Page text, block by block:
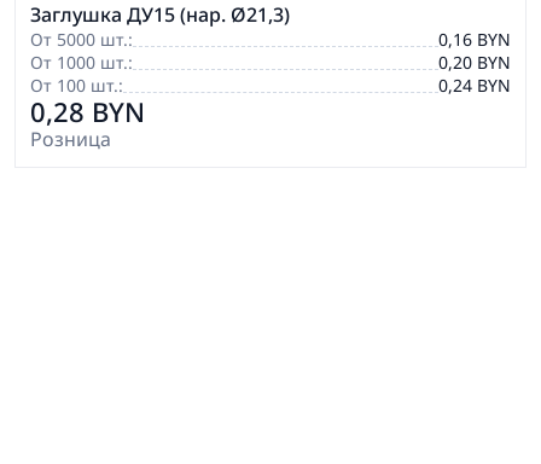
Заглушка ДУ15 (нар. Ø21,3)
От 5000 шт.:
0,16 BYN
От 1000 шт.:
0,20 BYN
От 100 шт.:
0,24 BYN
0,28 BYN
Розница